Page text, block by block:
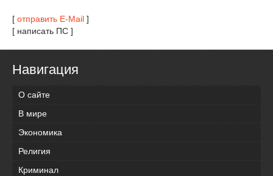
[ отправить E-Mail ]
[ написать ПС ]
Навигация
О сайте
В мире
Экономика
Религия
Криминал